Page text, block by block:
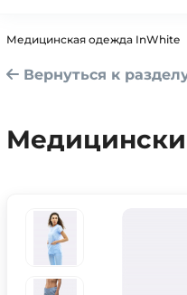
Медицинская одежда InWhite
Вернуться к